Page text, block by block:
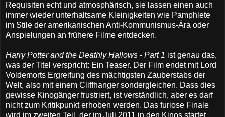
Requisiten echt und atmosphärisch, sie lassen einen auch
immer wieder unterhaltsame Kleinigkeiten wie Pamphlete
im Stile der amerikanischen Anti-Kommunismus-Ära oder
Anspielungen an frühere Filme entdecken.
Harry Potter and the Deathly Hallows - Part 1 ist genau das,
was der Titel verspricht: Ein Teaser. Der Film endet mit Lord
Voldemorts Ergreifung des mächtigsten Zauberstabs der
Welt, also mit einem Cliffhanger sondergleichen. Dass dies
gewisse Kinogänger frustriert, ist verständlich, aber es darf
nicht zum Kritikpunkt erhoben werden. Das furiose Finale
wird im zweiten Teil, der im Juli 2011 in den Kinos startet,